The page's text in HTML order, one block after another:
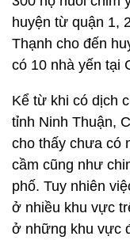
huyện từ quận 1,
Thạnh cho đến
có 10 nhà yến tại
Kể từ khi có dịch
tỉnh Ninh Thuận,
cho thấy chưa có
cầm cũng như
phố. Tuy nhiên
ở nhiều khu vực
ở những khu vực